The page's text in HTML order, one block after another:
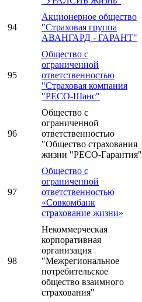
94
Акционерное общество
"Страховая группа
АВАНГАРД - ГАРАНТ"
95
Общество с
ограниченной
ответственностью
"Страховая компания
"РЕСО-Шанс"
96
Общество с
ограниченной
ответственностью
"Общество страхования
жизни "РЕСО-Гарантия"
97
Общество с
ограниченной
ответственностью
«Совкомбанк
страхование жизни»
98
Некоммерческая
корпоративная
организация
"Межрегиональное
потребительское
общество взаимного
страхования"